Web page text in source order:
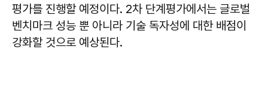
평가를 진행할 예정이다. 2차 단계평가에서는 글로벌
벤치마크 성능 뿐 아니라 기술 독자성에 대한 배점이
강화할 것으로 예상된다.